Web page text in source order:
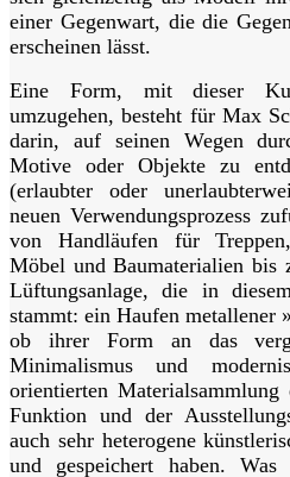
einer Gegenwart, die die
erscheinen lässt.
Eine Form, mit dieser
umzugehen, besteht für Max
darin, auf seinen Wegen
Motive oder Objekte zu
(erlaubter oder
neuen Verwendungsprozess
von Handläufen für
Möbel und Baumaterialien bis
Lüftungsanlage, die in
stammt: ein Haufen metallener
ob ihrer Form an das
Minimalismus und
orientierten
Funktion und der
auch sehr heterogene
und gespeichert haben.